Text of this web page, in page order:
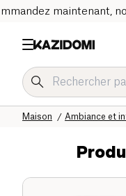
maintenant,
Ambiance et
Maison
Notre
Accueil